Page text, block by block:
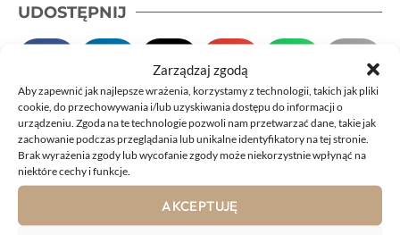
Zarządzaj zgodą
Aby zapewnić jak najlepsze wrażenia, korzystamy z technologii, takich jak pliki
cookie, do przechowywania i/lub uzyskiwania dostępu do informacji o
urządzeniu. Zgoda na te technologie pozwoli nam przetwarzać dane, takie jak
zachowanie podczas przeglądania lub unikalne identyfikatory na tej stronie.
Brak wyrażenia zgody lub wycofanie zgody może niekorzystnie wpłynąć na
niektóre cechy i funkcje.
AKCEPTUJĘ
UDOSTĘPNIJ
KOMENTARZE: